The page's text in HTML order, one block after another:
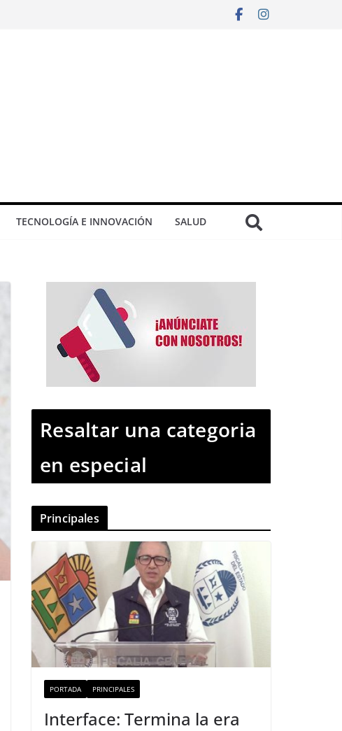
TECNOLOGÍA E INNOVACIÓN SALUD
Resaltar una categoria
en especial
Principales
PORTADA PRINCIPALES
Interface: Termina la era